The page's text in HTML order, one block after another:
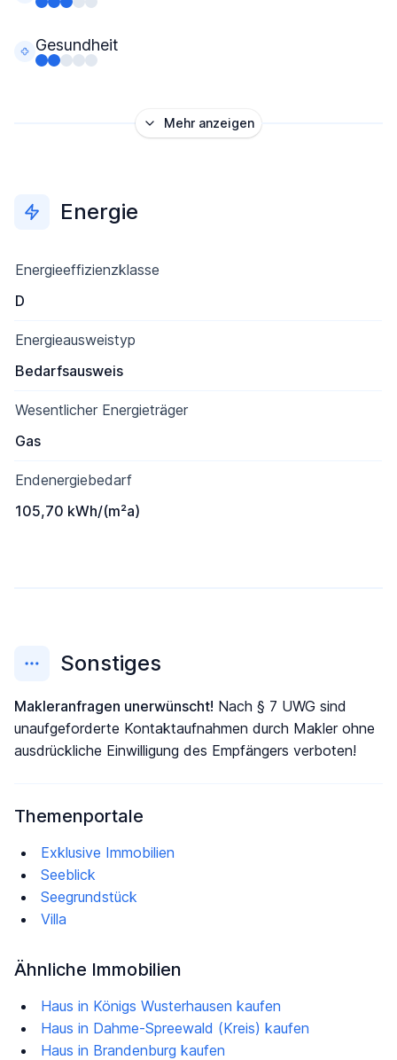
Gesundheit
Mehr anzeigen
Energie
Energieeffizienzklasse
D
Energieausweistyp
Bedarfsausweis
Wesentlicher Energieträger
Gas
Endenergiebedarf
105,70 kWh/(m²a)
Sonstiges
Makleranfragen unerwünscht! Nach § 7 UWG sind
unaufgeforderte Kontaktaufnahmen durch Makler ohne
ausdrückliche Einwilligung des Empfängers verboten!
Themenportale
Exklusive Immobilien
Seeblick
Seegrundstück
Villa
Ähnliche Immobilien
Haus in Königs Wusterhausen kaufen
Haus in Dahme-Spreewald (Kreis) kaufen
Haus in Brandenburg kaufen